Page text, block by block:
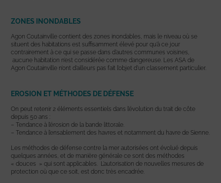
ZONES INONDABLES
Agon Coutainville contient des zones inondables, mais le niveau où se
situent des habitations est suffisamment élevé pour qu’à ce jour
contrairement à ce qui se passe dans d’autres communes voisines,
aucune habitation n’est considérée comme dangereuse. Les ASA de
Agon Coutainville n’ont d’ailleurs pas fait l’objet d’un classement particulier.
EROSION ET MÉTHODES DE DÉFENSE
On peut retenir 2 éléments essentiels dans l’évolution du trait de côte
depuis 50 ans :
– Tendance à l’érosion de la bande littorale.
– Tendance à l’ensablement des havres et notamment du havre de Sienne.
Les méthodes de défense contre la mer autorisées ont évolué depuis
quelques années, et de manière générale ce sont des méthodes
« douces » qui sont applicables. L’autorisation de nouvelles mesures de
protection où que ce soit, est donc très encadrée.